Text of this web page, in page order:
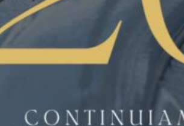
PAVIMENTI IN POLIURETANO
PAVIMENTI IN RESINA